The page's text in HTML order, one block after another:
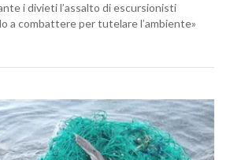
i divieti l’assalto di escursionisti
a combattere per tutelare l’ambiente»